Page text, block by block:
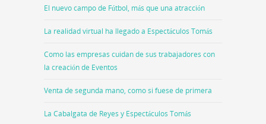
El nuevo campo de Fútbol, más que una atracción
La realidad virtual ha llegado a Espectáculos Tomás
Como las empresas cuidan de sus trabajadores con
la creación de Eventos
Venta de segunda mano, como si fuese de primera
La Cabalgata de Reyes y Espectáculos Tomás